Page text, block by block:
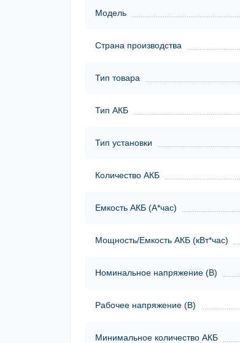
Модель
Страна производства
Тип товара
Тип АКБ
Тип установки
Количество АКБ
Емкость АКБ (А*час)
Мощность/Емкость АКБ (кВт*час)
Номинальное напряжение (В)
Рабочее напряжение (В)
Минимальное количество АКБ